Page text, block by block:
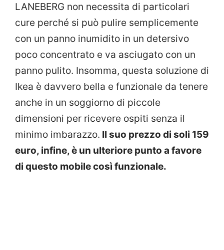
LANEBERG non necessita di particolari
cure perché si può pulire semplicemente
con un panno inumidito in un detersivo
poco concentrato e va asciugato con un
panno pulito. Insomma, questa soluzione di
Ikea è davvero bella e funzionale da tenere
anche in un soggiorno di piccole
dimensioni per ricevere ospiti senza il
minimo imbarazzo. Il suo prezzo di soli 159
euro, infine, è un ulteriore punto a favore
di questo mobile così funzionale.